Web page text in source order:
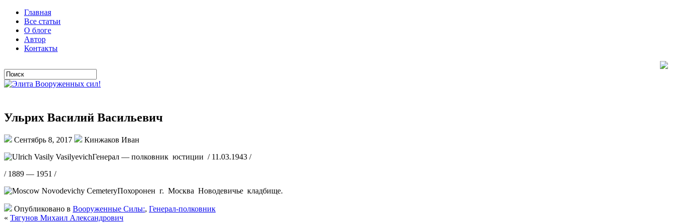
Главная
Все статьи
О блоге
Автор
Контакты
Ульрих Василий Васильевич
Сентябрь 8, 2017
Кинжаков Иван
Генерал — полковник юстиции / 11.03.1943 /
/ 1889 — 1951 /
Похоронен г. Москва Новодевичье кладбище.
Опубликовано в Вооруженные Силы:, Генерал-полковник
« Тягунов Михаил Александрович